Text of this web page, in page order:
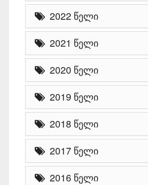
2022 წელი
2021 წელი
2020 წელი
2019 წელი
2018 წელი
2017 წელი
2016 წელი